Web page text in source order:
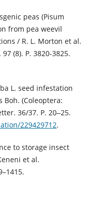
peas (Pisum
from pea weevil
/ R. L. Morton et al.
(8). P. 3820-3825.
L. seed infestation
(Coleoptera:
36/37. P. 20‒25.
229429712.
to storage insect
et al.